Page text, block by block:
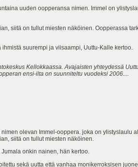
uuden oopperansa nimen. Immel on
siitä on tullut miesten näköinen. Oopperassa
suurempi ja viisaampi, Uuttu-Kalle kertoo.
Kellokkaassa. Avajaisten yhteydessä
ensi-ilta on suunniteltu vuodeksi 2006....
olevan Immel-ooppera. joka on ylistyslaulu
siitä on tullut miesten näköinen.
onkin nainen, hän kertoo.
sekä uutta että vanhaa monikerroksisen